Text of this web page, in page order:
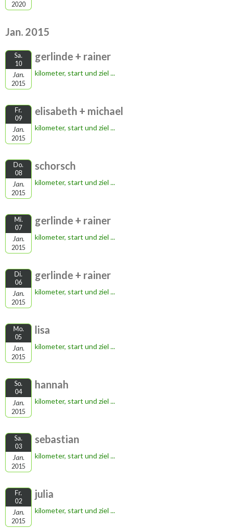
2020
Jan. 2015
Sa.
10
Jan.
2015
gerlinde + rainer
kilometer, start und ziel ...
Fr.
09
Jan.
2015
elisabeth + michael
kilometer, start und ziel ...
Do.
08
Jan.
2015
schorsch
kilometer, start und ziel ...
Mi.
07
Jan.
2015
gerlinde + rainer
kilometer, start und ziel ...
Di.
06
Jan.
2015
gerlinde + rainer
kilometer, start und ziel ...
Mo.
05
Jan.
2015
lisa
kilometer, start und ziel ...
So.
04
Jan.
2015
hannah
kilometer, start und ziel ...
Sa.
03
Jan.
2015
sebastian
kilometer, start und ziel ...
Fr.
02
Jan.
2015
julia
kilometer, start und ziel ...